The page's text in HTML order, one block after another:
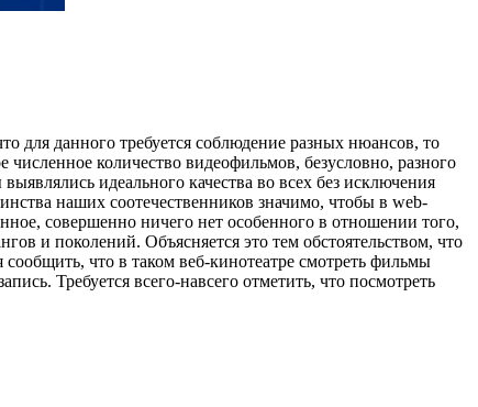
для данного требуется соблюдение разных нюансов, то
количество видеофильмов, безусловно, разного
идеального качества во всех без исключения
наших соотечественников значимо, чтобы в web-
совершенно ничего нет особенного в отношении того,
и поколений. Объясняется это тем обстоятельством, что
что в таком веб-кинотеатре смотреть фильмы
Требуется всего-навсего отметить, что посмотреть